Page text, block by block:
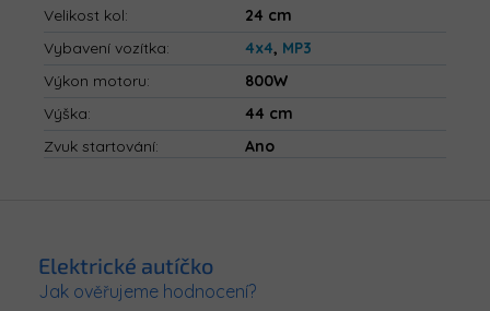
Velikost kol:
24 cm
Vybavení vozítka: 4x4, MP3
Výkon motoru:
800W
Výška:
44 cm
Zvuk startování: Ano
Elektrické autíčko
Jak ověřujeme hodnocení?